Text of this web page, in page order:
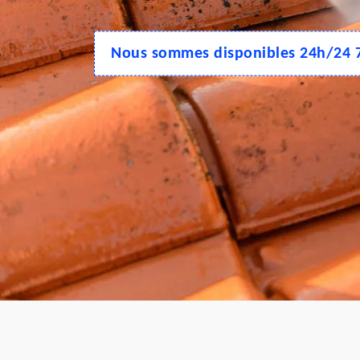
Nous sommes disponibles 24h/24